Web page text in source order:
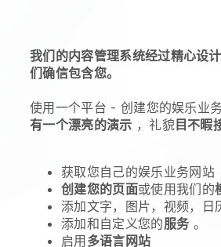
我们的内容管理系统经过精心设
们确信包含您。
使用一个平台 - 创建您的娱乐业
有一个漂亮的演示 ，礼貌目不暇
获取您自己的娱乐业务网站
创建您的页面或使用我们的
添加文字，图片，视频，日
添加和自定义您的服务 。
启用多语言网站